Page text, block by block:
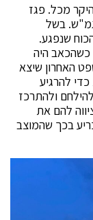
היקר מכל. פגז
בשל
שנפגע.
כשהכאב היה
האחרון שיצא
להרגיע
ולהתרכז
להם את
בכך שהמוצב